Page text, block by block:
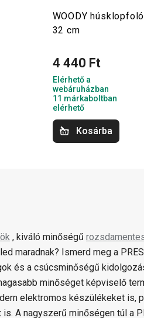
WOODY húsklopfoló
32 cm
4 440 Ft
Elérhető a
webáruházban
11 márkaboltban
elérhető
Kosárba
, kiváló minőségű
maradnak? Ismerd meg a
és a csúcsminőségű
minőséget képviselő
elektromos készülékeket is,
A nagyszerű minőségen túl a